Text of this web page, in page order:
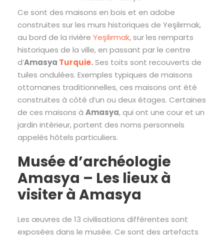
Ce sont des maisons en bois et en adobe
construites sur les murs historiques de Yeşilırmak,
au bord de la rivière Yeşilırmak, sur les remparts
historiques de la ville, en passant par le centre
d’Amasya Turquie.Ses toits sont recouverts de
tuiles ondulées. Exemples typiques de maisons
ottomanes traditionnelles, ces maisons ont été
construites à côté d’un ou deux étages. Certaines
de ces maisons à Amasya, qui ont une cour et un
jardin intérieur, portent des noms personnels
appelés hôtels particuliers.
Musée d’archéologie
Amasya – Les lieux à
visiter à Amasya
Les œuvres de 13 civilisations différentes sont
exposées dans le musée. Ce sont des artefacts